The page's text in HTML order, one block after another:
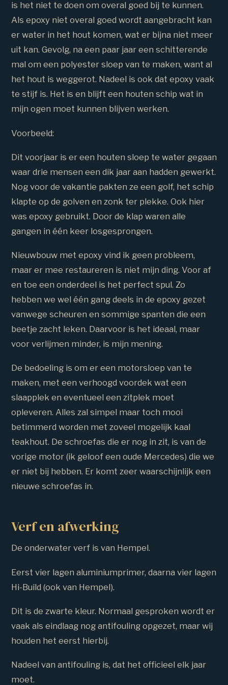
is het niet te doen om overal goed bij te kunnen.
Als epoxy niet overal goed wordt aangebracht kan
er water in het hout komen, wat er bijna niet meer
uit kan. Gevolg, na een paar jaar een schitterende
mal om een polyester sloep van te maken, want al
het hout is weggerot. Nadeel is ook dat epoxy vaak
te stijf is. Het is en blijft een houten schip wat in
mijn ogen moet kunnen blijven werken.
Voorbeeld:
Dit voorjaar is er een houten sloep te water gegaan
waar drie mensen een dik jaar aan hadden gewerkt.
Nog voor de vakantie pakten ze een golf, het schip
klapte op de golven en zonk ter plekke. Ook hier
was epoxy gebruikt. Door de klap waren alle
gangen in één keer losgesprongen.
Nieuwbouw met epoxy vind ik geen probleem,
maar er mee restaureren is niet mijn ding. Voor af
en toe een onderdeel is het perfect spul. Zo
hebben we wel één gang deels in de epoxy gezet
vanwege scheuren en sommige spanten die een
beetje zacht leken. Daarvoor is het ideaal, maar
voor verlijmen minder, is mijn mening.
De bedoeling is om er een motorsloep van te
maken, met een verhoogd voordek wat een
slaapplek en eventueel een zitplek moet
opleveren. Alles zal simpel maar toch mooi
betimmerd worden met zoveel mogelijk kaal
teakhout. De schroefas die er nog in zit, is van de
vorige motor (ik geloof een oude Mercedes) die we
er niet bij hebben. Er komt zeer waarschijnlijk een
nieuwe schroefas in.
Verf en afwerking
De onderwater verf is van Hempel.
Eerst vier lagen aluminiumprimer, daarna vier lagen
Hi-Build (ook van Hempel).
Dit is de zwarte kleur. Normaal gesproken wordt er
vaak als eindlaag nog antifouling opgezet, maar wij
houden het eerst hierbij.
Nadeel van antifouling is, dat het officieel elk jaar
moet.